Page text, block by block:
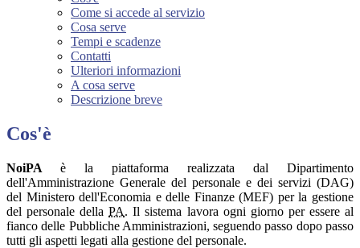
Come si accede al servizio
Cosa serve
Tempi e scadenze
Contatti
Ulteriori informazioni
A cosa serve
Descrizione breve
Cos'è
NoiPA è la piattaforma realizzata dal Dipartimento
dell'Amministrazione Generale del personale e dei servizi (DAG)
del Ministero dell'Economia e delle Finanze (MEF) per la gestione
del personale dellaPA. Il sistema lavora ogni giorno per essere al
fianco delle Pubbliche Amministrazioni, seguendo passo dopo passo
tutti gli aspetti legati alla gestione del personale.